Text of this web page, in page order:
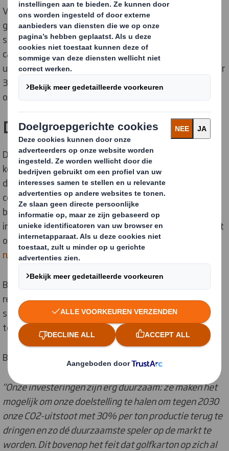
Van zodra de nieuwe machine in Gent in gebruik wordt
genomen in 2020, verwacht DS Smith een aanzienlijke
stijging van de productiecapaciteit. Deze
capaciteitsverhoging zorgt bovendien voor een
uitbreiding van het aantal productieploegen: van 2 naar
3. Het aanwerven van extra medewerkers wordt nu al
opgestart.
Duurzaamheid staat centraal
De investeringen van DS Smith in de nieuwe machines
komen tegemoet aan de toenemende vraag naar
duurzame en complexere verpakkingen op de e-
commerce en de FMCG-markten. Zo zet DS Smith
bijvoorbeeld in op 'slimmere' constructies die het
inpakken envullen van schappen versnellen
. Daarnaast
ontwikkelt het bedrijf ook oplossingen om de
ruimte in e-commerceverpakkingen te minimaliseren.
Bovendien zorgen de nieuwe machines voor een flinke
reductie van het afvalpercentage en passen ze in de
strategie van DS Smith om zijn CO₂-uitstoot gevoelig
te reduceren,tot 30% per ton productie tegen 2030.
Bart Albrechts, General Manager DS Smith Belgium:
"Onze investeringen zijn erg duurzaam: ze maken het
mogelijk om onze doelstelling te halen om tegen 2030
onze CO2-uitstoot met 30% per ton productie terug te
dringen en zo dé duurzaamste speler op de markt te
worden. Dit bovenop het feit dat golfkarton op zich al